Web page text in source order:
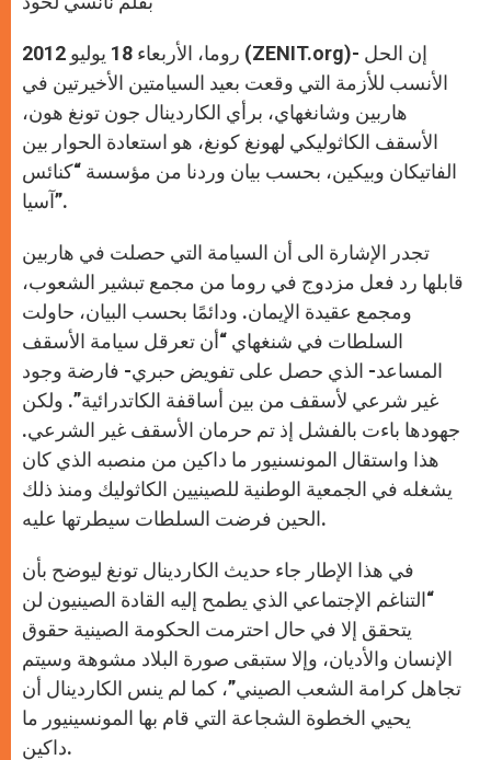
p e k
روما، الأربعاء 18 يوليو 2012 (ZENIT.org)- إن الحل
الأنسب للأزمة التي وقعت بعيد السيامتين الأخيرتين في
هاربين وشانغهاي، برأي الكاردينال جون تونغ هون،
الأسقف الكاثوليكي لهونغ كونغ، هو استعادة الحوار بين
الفاتيكان وبيكين، بحسب بيان وردنا من مؤسسة “كنائس
آسيا”.
تجدر الإشارة الى أن السيامة التي حصلت في هاربين
قابلها رد فعل مزدوج في روما من مجمع تبشير الشعوب،
ومجمع عقيدة الإيمان. ودائمًا بحسب البيان، حاولت
السلطات في شنغهاي “أن تعرقل سيامة الأسقف
المساعد- الذي حصل على تفويض حبري- فارضة وجود
غير شرعي لأسقف من بين أساقفة الكاتدرائية”. ولكن
جهودها باءت بالفشل إذ تم حرمان الأسقف غير الشرعي.
هذا واستقال المونسنيور ما داكين من منصبه الذي كان
يشغله في الجمعية الوطنية للصينيين الكاثوليك ومنذ ذلك
الحين فرضت السلطات سيطرتها عليه.
في هذا الإطار جاء حديث الكاردينال تونغ ليوضح بأن
“التناغم الإجتماعي الذي يطمح إليه القادة الصينيون لن
يتحقق إلا في حال احترمت الحكومة الصينية حقوق
الإنسان والأديان، وإلا ستبقى صورة البلاد مشوهة وسيتم
تجاهل كرامة الشعب الصيني”، كما لم ينس الكاردينال أن
يحيي الخطوة الشجاعة التي قام بها المونسينيور ما
داكين.